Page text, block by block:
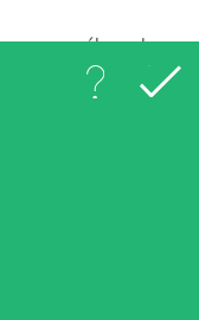
ha a
eszünkbe
amelyek
méltatlan
emberi
és megtagadják
kifejezésének
tesz ezeken a
Bátorítok